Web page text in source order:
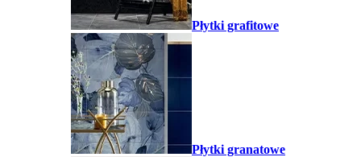
Płytki grafitowe
Płytki granatowe